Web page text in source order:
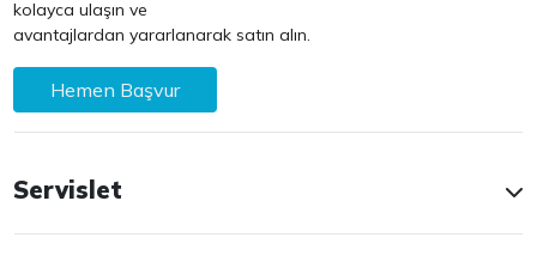
kolayca ulaşın ve
avantajlardan yararlanarak satın alın.
Hemen Başvur
Servislet